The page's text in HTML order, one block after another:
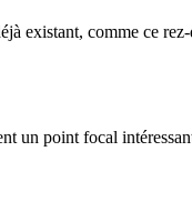
existant, comme ce
un point focal